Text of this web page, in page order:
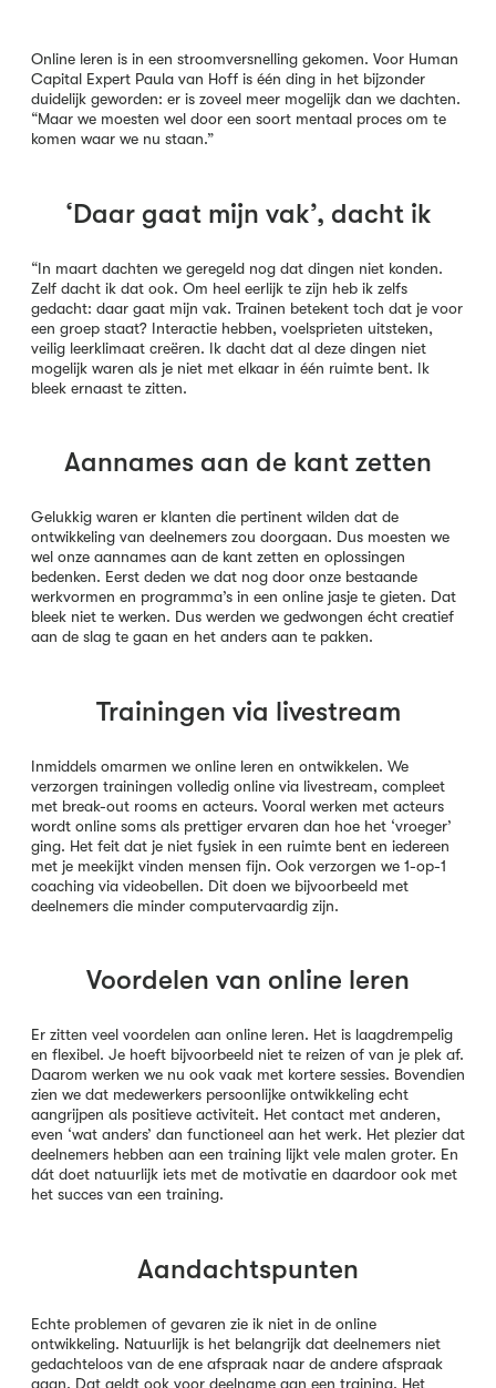
Online leren is in een stroomversnelling gekomen. Voor Human
Capital Expert Paula van Hoff is één ding in het bijzonder
duidelijk geworden: er is zoveel meer mogelijk dan we dachten.
“Maar we moesten wel door een soort mentaal proces om te
komen waar we nu staan.”
‘Daar gaat mijn vak’, dacht ik
“In maart dachten we geregeld nog dat dingen niet konden.
Zelf dacht ik dat ook. Om heel eerlijk te zijn heb ik zelfs
gedacht: daar gaat mijn vak. Trainen betekent toch dat je voor
een groep staat? Interactie hebben, voelsprieten uitsteken,
veilig leerklimaat creëren. Ik dacht dat al deze dingen niet
mogelijk waren als je niet met elkaar in één ruimte bent. Ik
bleek ernaast te zitten.
Aannames aan de kant zetten
Gelukkig waren er klanten die pertinent wilden dat de
ontwikkeling van deelnemers zou doorgaan. Dus moesten we
wel onze aannames aan de kant zetten en oplossingen
bedenken. Eerst deden we dat nog door onze bestaande
werkvormen en programma’s in een online jasje te gieten. Dat
bleek niet te werken. Dus werden we gedwongen écht creatief
aan de slag te gaan en het anders aan te pakken.
Trainingen via livestream
Inmiddels omarmen we online leren en ontwikkelen. We
verzorgen trainingen volledig online via livestream, compleet
met break-out rooms en acteurs. Vooral werken met acteurs
wordt online soms als prettiger ervaren dan hoe het ‘vroeger’
ging. Het feit dat je niet fysiek in een ruimte bent en iedereen
met je meekijkt vinden mensen fijn. Ook verzorgen we 1-op-1
coaching via videobellen. Dit doen we bijvoorbeeld met
deelnemers die minder computervaardig zijn.
Voordelen van online leren
Er zitten veel voordelen aan online leren. Het is laagdrempelig
en flexibel. Je hoeft bijvoorbeeld niet te reizen of van je plek af.
Daarom werken we nu ook vaak met kortere sessies. Bovendien
zien we dat medewerkers persoonlijke ontwikkeling echt
aangrijpen als positieve activiteit. Het contact met anderen,
even ‘wat anders’ dan functioneel aan het werk. Het plezier dat
deelnemers hebben aan een training lijkt vele malen groter. En
dát doet natuurlijk iets met de motivatie en daardoor ook met
het succes van een training.
Aandachtspunten
Echte problemen of gevaren zie ik niet in de online
ontwikkeling. Natuurlijk is het belangrijk dat deelnemers niet
gedachteloos van de ene afspraak naar de andere afspraak
gaan. Dat geldt ook voor deelname aan een training. Het